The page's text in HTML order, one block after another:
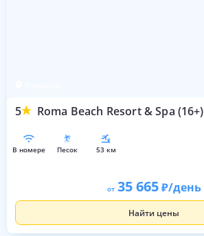
5 Roma Beach Resort & Spa (16+)
в номере песок 53 км
от 35 665 /день
Найти цены